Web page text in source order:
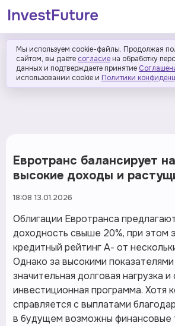
Мы используем cookie-файлы. Продолжая
сайтом, вы даёте согласие на обработку
данных и подтверждаете принятие
использовании cookie и Политики
Евротранс балансирует
высокие доходы и
18:08 13.01.2026
Облигации Евротранса
доходность свыше 20%, при этом
кредитный рейтинг А- от
Однако за высокими
значительная долговая нагрузка
инвестиционная программа. Хотя
справляется с выплатами
в будущем возможны финансовые